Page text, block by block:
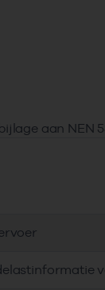
aan NEN